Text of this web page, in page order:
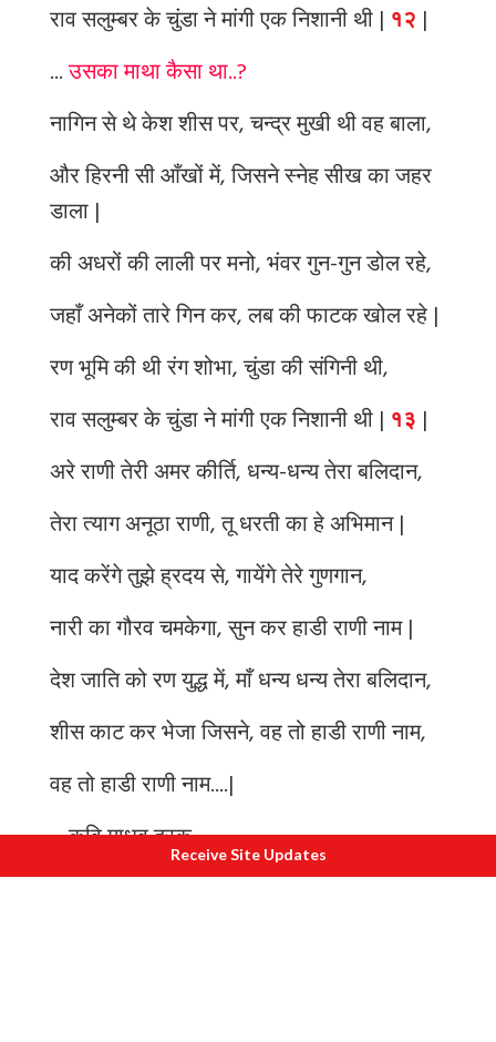
राव सलुम्बर के चुंडा ने मांगी एक निशानी थी | १२ |
...उसका माथा कैसा था..?
नागिन से थे केश शीस पर, चन्द्र मुखी थी वह बाला,
और हिरनी सी आँखों में, जिसने स्नेह सीख का जहर
डाला |
की अधरों की लाली पर मनो, भंवर गुन-गुन डोल रहे,
जहाँ अनेकों तारे गिन कर, लब की फाटक खोल रहे |
रण भूमि की थी रंग शोभा, चुंडा की संगिनी थी,
राव सलुम्बर के चुंडा ने मांगी एक निशानी थी | १३ |
अरे राणी तेरी अमर कीर्ति, धन्य-धन्य तेरा बलिदान,
तेरा त्याग अनूठा राणी, तू धरती का हे अभिमान |
याद करेंगे तुझे ह्रदय से, गायेंगे तेरे गुणगान,
नारी का गौरव चमकेगा, सुन कर हाडी राणी नाम |
देश जाति को रण युद्ध में, माँ धन्य धन्य तेरा बलिदान,
शीस काट कर भेजा जिसने, वह तो हाडी राणी नाम,
वह तो हाडी राणी नाम....|
~ कवि माधव दरकReceive Site Updates